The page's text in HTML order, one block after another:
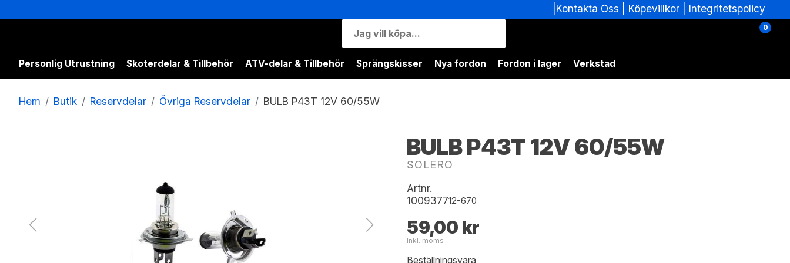
Köpevillkor| Integritetspolicy
0
Personlig Utrustning Skoterdelar & Tillbehör ATV-delar & Tillbehör Sprängskisser Nya fordon Fordon i lager Verkstad
Hem Butik Reservdelar Övriga Reservdelar BULB P43T 12V 60/55W
BULB P43T 12V 60/55W
SOLERO
Artnr.
100937712-670
59,00 kr
Inkl. moms
Beställningsvara